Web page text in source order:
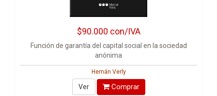
$90.000 con/IVA
Función de garantía del capital social en la sociedad
anónima
Hernán Verly
Ver Comprar